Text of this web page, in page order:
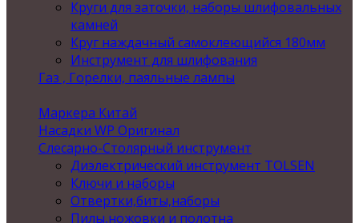
Круги для заточки, наборы шлифовальных
камней
Круг наждачный самоклеющийся 180мм
Инструмент для шлифования
Газ , Горелки, паяльные лампы
Маркера Китай
Насадки WP Оригинал
Слесарно-Столярный инструмент
Диэлектрический инструмент TOLSEN
Ключи и наборы
Отвертки,биты,наборы
Пилы,ножовки и полотна